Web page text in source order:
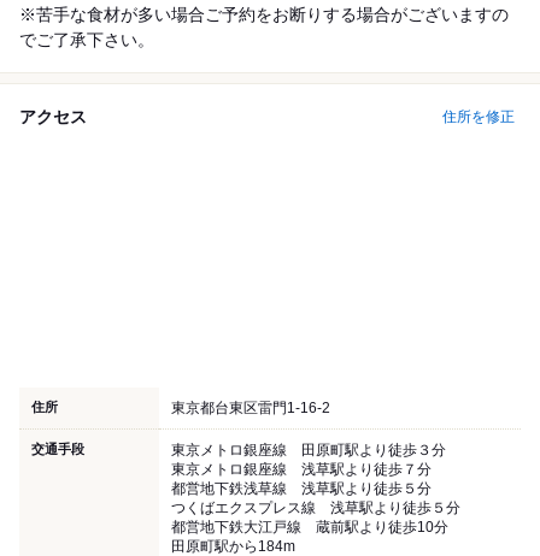
※苦手な食材が多い場合ご予約をお断りする場合がございますの
でご了承下さい。
アクセス 住所を修正
住所 東京都台東区雷門1-16-2
交通手段
東京メトロ銀座線 田原町駅より徒歩３分
東京メトロ銀座線 浅草駅より徒歩７分
都営地下鉄浅草線 浅草駅より徒歩５分
つくばエクスプレス線 浅草駅より徒歩５分
都営地下鉄大江戸線 蔵前駅より徒歩10分
田原町駅から184m